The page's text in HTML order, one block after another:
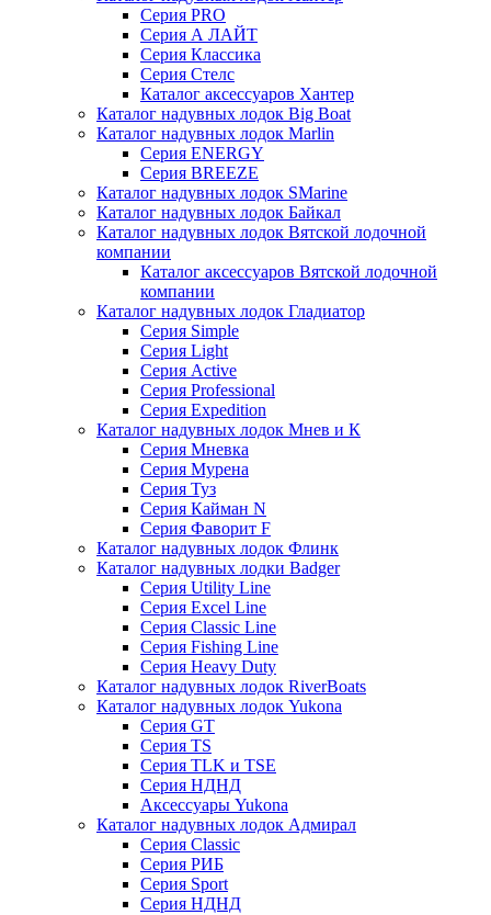
Серия PRO
Серия А ЛАЙТ
Серия Классика
Серия Стелс
Каталог аксессуаров Хантер
Каталог надувных лодок Big Boat
Каталог надувных лодок Marlin
Серия ENERGY
Серия BREEZE
Каталог надувных лодок SMarine
Каталог надувных лодок Байкал
Каталог надувных лодок Вятской лодочной
компании
Каталог аксессуаров Вятской лодочной
компании
Каталог надувных лодок Гладиатор
Серия Simple
Серия Light
Серия Active
Серия Professional
Серия Expedition
Каталог надувных лодок Мнев и К
Серия Мневка
Серия Мурена
Серия Туз
Серия Кайман N
Серия Фаворит F
Каталог надувных лодок Флинк
Каталог надувных лодки Badger
Серия Utility Line
Серия Excel Line
Серия Classic Line
Серия Fishing Line
Серия Heavy Duty
Каталог надувных лодок RiverBoats
Каталог надувных лодок Yukona
Серия GT
Серия TS
Серия TLK и TSE
Серия НДНД
Аксессуары Yukona
Каталог надувных лодок Адмирал
Серия Classic
Серия РИБ
Серия Sport
Серия НДНД